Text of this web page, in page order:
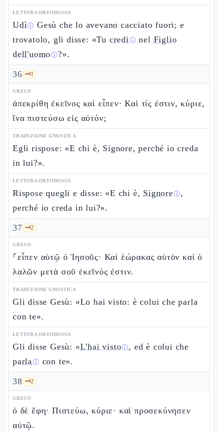
LETTURA ORTODOSSA
Udìⓘ Gesù che lo avevano cacciato fuori; e
trovatolo, gli disse: «Tu crediⓘ nel Figlio
dell'uomoⓘ?».
36 🗝️1
GRECO
ἀπεκρίθη ἐκεῖνος καὶ εἶπεν· Καὶ τίς ἐστιν, κύριε,
ἵνα πιστεύσω εἰς αὐτόν;
TRADUZIONE GNOSTICA
Egli rispose: «E chi è, Signore, perché io creda
in lui?».
LETTURA ORTODOSSA
Rispose quegli e disse: «E chi è, Signoreⓘ,
perché io creda in lui?».
37 🗝️2
GRECO
⸀εἶπεν αὐτῷ ὁ Ἰησοῦς· Καὶ ἑώρακας αὐτὸν καὶ ὁ
λαλῶν μετὰ σοῦ ἐκεῖνός ἐστιν.
TRADUZIONE GNOSTICA
Gli disse Gesù: «Lo hai visto: è colui che parla
con te».
LETTURA ORTODOSSA
Gli disse Gesù: «L'hai vistoⓘ, ed è colui che
parlaⓘ con te».
38 🗝️2
GRECO
ὁ δὲ ἔφη· Πιστεύω, κύριε· καὶ προσεκύνησεν
αὐτῷ.